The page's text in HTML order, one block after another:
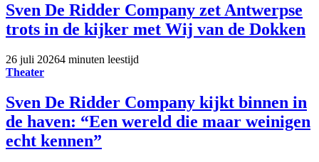
Sven De Ridder Company zet Antwerpse
trots in de kijker met Wij van de Dokken
26 juli 20264 minuten leestijd
Theater
Sven De Ridder Company kijkt binnen in
de haven: “Een wereld die maar weinigen
echt kennen”